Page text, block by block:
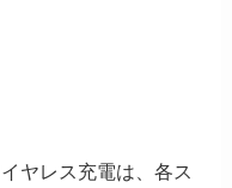
ヤレス充電は、各ス